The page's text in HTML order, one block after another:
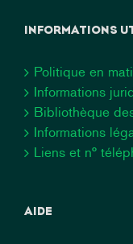
INFORMATIONS
Politique en
Informations
Bibliothèque
Informations
Liens et n°
AIDE